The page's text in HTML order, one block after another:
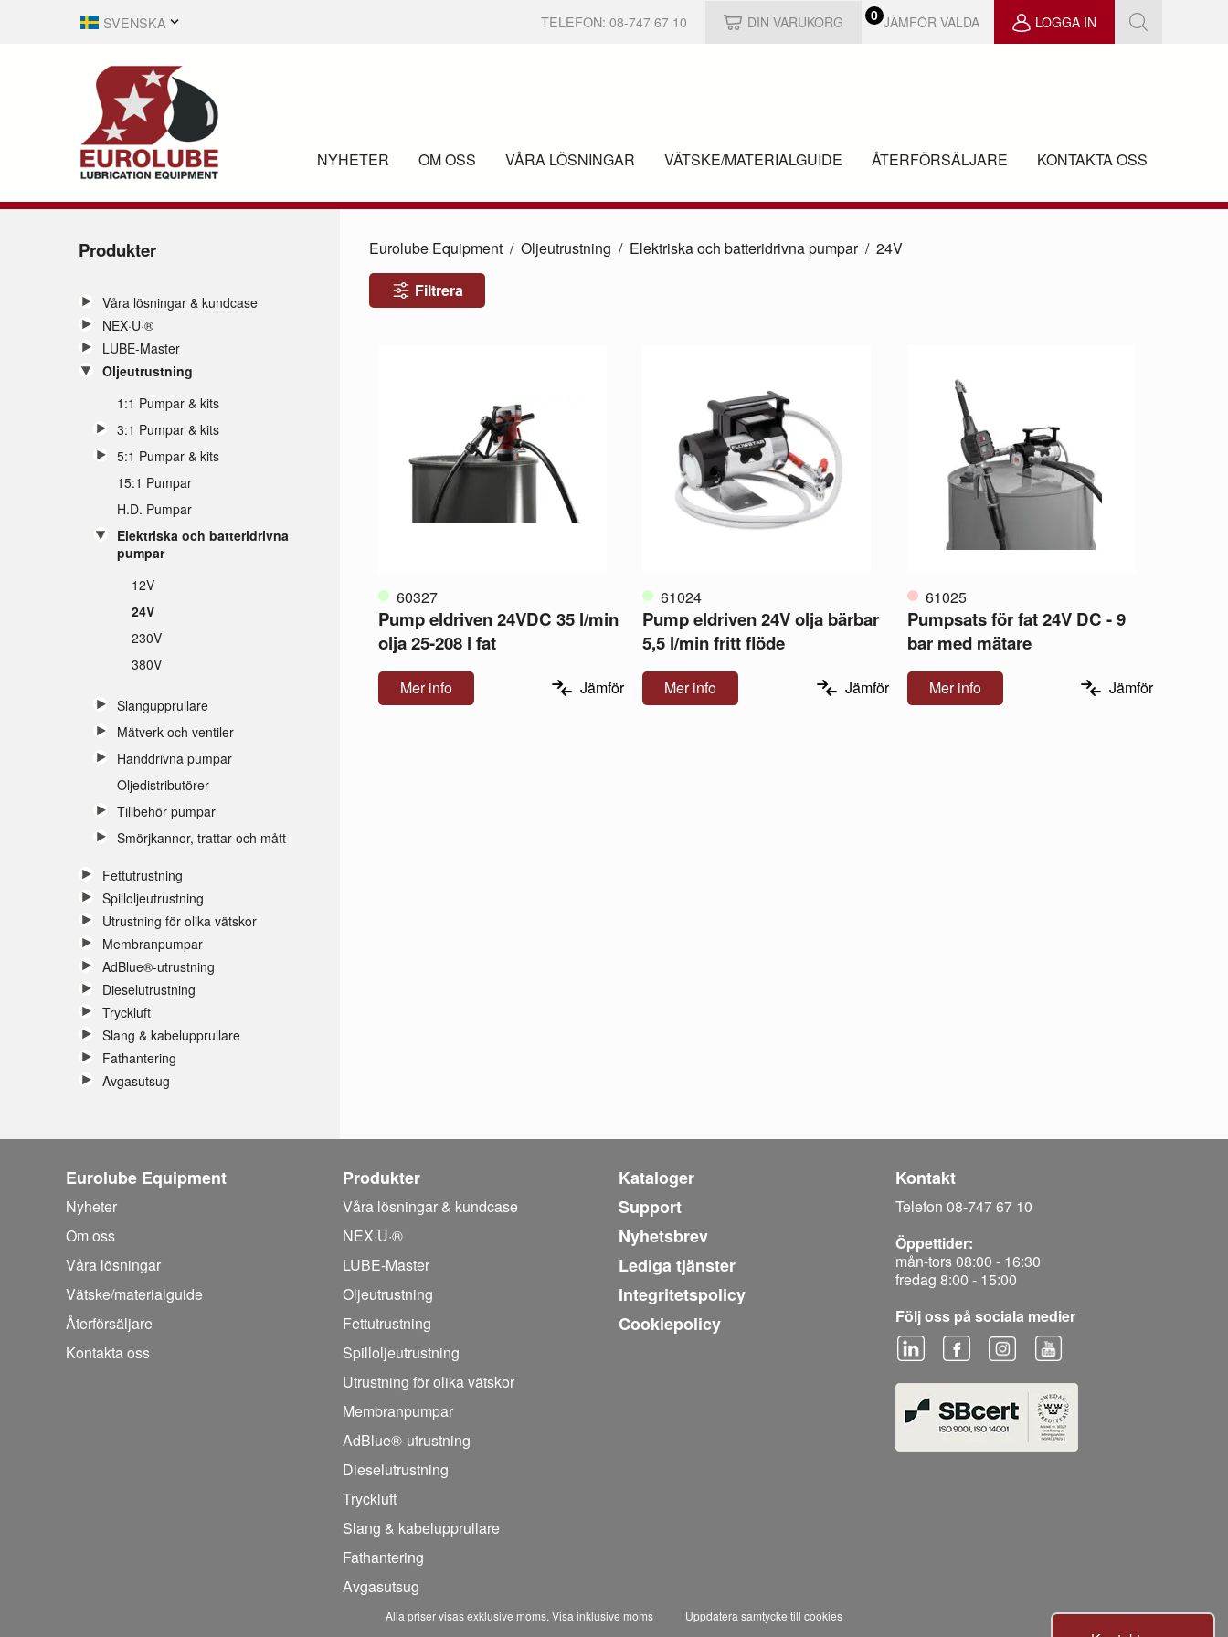
SVENSKA
TELEFON:08-747 67 10 DIN VARUKORG 0 JÄMFÖR VALDA LOGGA IN
NYHETER OM OSS VÅRA LÖSNINGAR VÄTSKE/MATERIALGUIDE ÅTERFÖRSÄLJARE KONTAKTA OSS
Produkter
Våra lösningar & kundcase
NEX·U·®
LUBE-Master
Oljeutrustning
1:1 Pumpar & kits
3:1 Pumpar & kits
5:1 Pumpar & kits
15:1 Pumpar
H.D. Pumpar
Elektriska och batteridrivna
pumpar
12V
24V
230V
380V
Slangupprullare
Mätverk och ventiler
Handdrivna pumpar
Oljedistributörer
Tillbehör pumpar
Smörjkannor, trattar och mått
Fettutrustning
Spilloljeutrustning
Utrustning för olika vätskor
Membranpumpar
AdBlue®-utrustning
Dieselutrustning
Tryckluft
Slang & kabelupprullare
Fathantering
Avgasutsug
Eurolube Equipment Oljeutrustning Elektriska och batteridrivna pumpar 24V
Filtrera
60327
Pump eldriven 24VDC 35 l/min
olja 25-208 l fat
Mer info Jämför
61024
Pump eldriven 24V olja bärbar
5,5 l/min fritt flöde
Mer info Jämför
61025
Pumpsats för fat 24V DC - 9
bar med mätare
Mer info Jämför
Eurolube Equipment
Nyheter
Om oss
Våra lösningar
Vätske/materialguide
Återförsäljare
Kontakta oss
Produkter
Våra lösningar & kundcase
NEX·U·®
LUBE-Master
Oljeutrustning
Fettutrustning
Spilloljeutrustning
Utrustning för olika vätskor
Membranpumpar
AdBlue®-utrustning
Dieselutrustning
Tryckluft
Slang & kabelupprullare
Fathantering
Avgasutsug
Kataloger
Support
Nyhetsbrev
Lediga tjänster
Integritetspolicy
Cookiepolicy
Kontakt
Telefon 08-747 67 10
Öppettider:
mån-tors 08:00 - 16:30
fredag 8:00 - 15:00
Följ oss på sociala medier
Alla priser visas exklusive moms. Visa inklusive moms Uppdatera samtycke till cookies